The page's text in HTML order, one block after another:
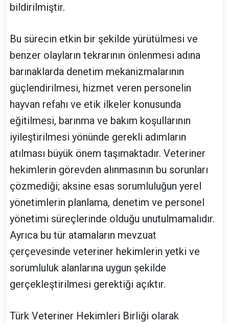
bildirilmiştir.
Bu sürecin etkin bir şekilde yürütülmesi ve
benzer olayların tekrarının önlenmesi adına
barınaklarda denetim mekanizmalarının
güçlendirilmesi, hizmet veren personelin
hayvan refahı ve etik ilkeler konusunda
eğitilmesi, barınma ve bakım koşullarının
iyileştirilmesi yönünde gerekli adımların
atılması büyük önem taşımaktadır. Veteriner
hekimlerin görevden alınmasının bu sorunları
çözmediği; aksine esas sorumluluğun yerel
yönetimlerin planlama, denetim ve personel
yönetimi süreçlerinde olduğu unutulmamalıdır.
Ayrıca bu tür atamaların mevzuat
çerçevesinde veteriner hekimlerin yetki ve
sorumluluk alanlarına uygun şekilde
gerçekleştirilmesi gerektiği açıktır.
Türk Veteriner Hekimleri Birliği olarak